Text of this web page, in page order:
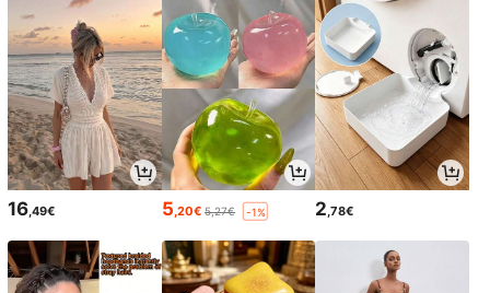
16 ,49€ 5 ,20€ 5,27€ -1% 2 ,78€